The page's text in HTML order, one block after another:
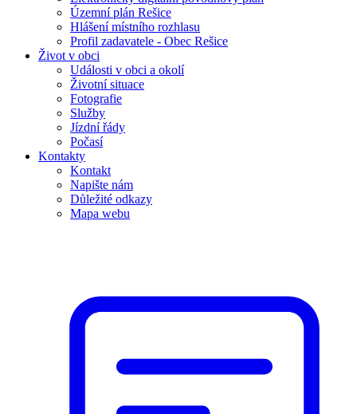
Územní plán Rešice
Hlášení místního rozhlasu
Profil zadavatele - Obec Rešice
Život v obci
Události v obci a okolí
Životní situace
Fotografie
Služby
Jízdní řády
Počasí
Kontakty
Kontakt
Napište nám
Důležité odkazy
Mapa webu